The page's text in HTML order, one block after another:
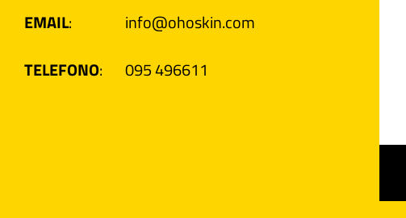
EMAIL:
info@ohoskin.com
TELEFONO: 095 496611